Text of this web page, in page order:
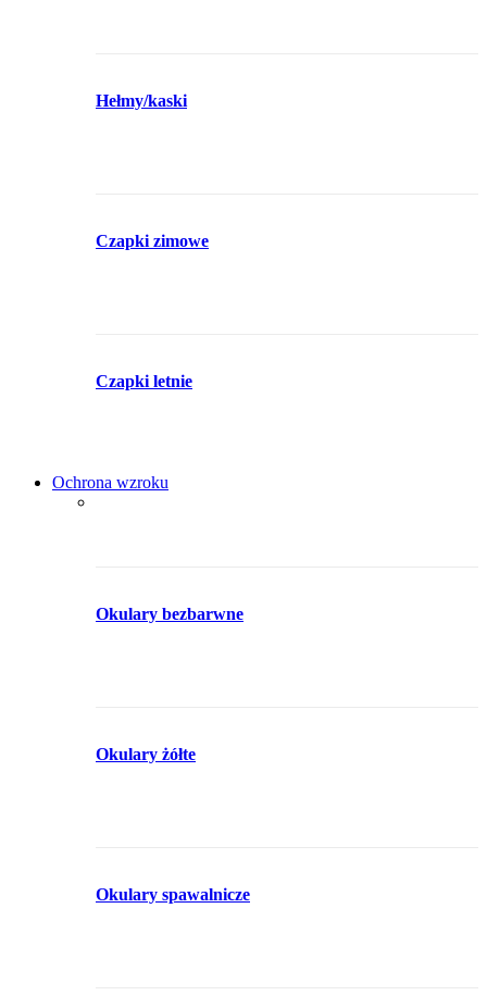
Hełmy/kaski
Czapki zimowe
Czapki letnie
Ochrona wzroku
Okulary bezbarwne
Okulary żółte
Okulary spawalnicze